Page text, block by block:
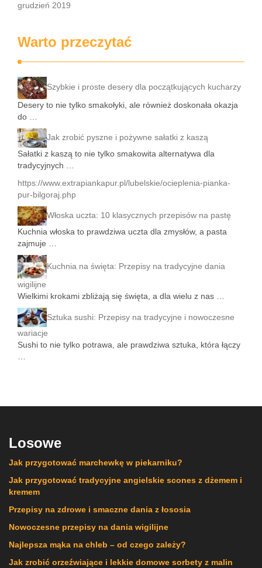
grudzień 2019
Warto przeczytać
Szybkie i proste desery dla początkujących kucharzy
Desery to nie tylko smakołyki, ale również doskonała okazja
do …
Jak zrobić pyszne i pożywne sałatki z kaszą
Sałatki z kaszą to nie tylko smakowita alternatywa dla
tradycyjnych …
https://www.extrapiankapur.pl/lubelskie/ocieplenia-pianka-
pur-bilgoraj.php
Włoska uczta: 10 klasycznych przepisów na pastę
Kuchnia włoska to prawdziwa uczta dla zmysłów, a pasta
zajmuje …
Kuchnia na święta: Przepisy na tradycyjne dania
wigilijne
Wielkimi krokami zbliżają się święta, a dla wielu z nas …
Sztuka sushi: Przepisy na tradycyjne i nowoczesne
wariacje
Sushi to nie tylko potrawa, ale prawdziwa sztuka, która łączy
…
Losowe
Jak przygotować marchewkę w piekarniku?
Jak przygotować tradycyjne angielskie scones z dżemem i
kremem
Przepisy na zdrowe i smaczne dania z łososia
Nowoczesne przepisy na dania wigilijne
Najlepsza mąka na chleb – od czego zależy?
Jak zrobić orzeźwiające i lekkie domowe sorbety z malin